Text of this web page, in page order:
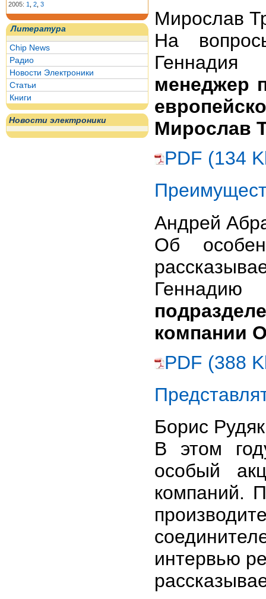
2005: 1 2 3
Литература
Chip News
Радио
Новости Электроники
Статьи
Книги
Новости электроники
Мирослав
На
менеджер
Мирослав
PDF (134
Андрей
Об
компании
PDF (388
Борис
В этом
особый
компаний.
интервью